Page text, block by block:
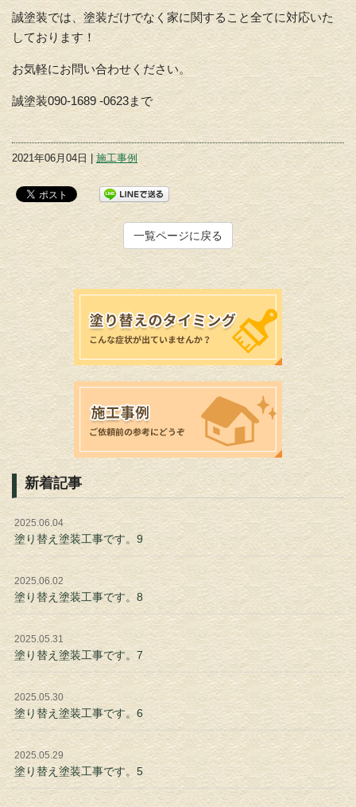
誠塗装では、塗装だけでなく家に関すること全てに対応いた
しております！
お気軽にお問い合わせください。
誠塗装090-1689 -0623まで
2021年06月04日 |施工事例
一覧ページに戻る
新着記事
2025.06.04
塗り替え塗装工事です。9
2025.06.02
塗り替え塗装工事です。8
2025.05.31
塗り替え塗装工事です。7
2025.05.30
塗り替え塗装工事です。6
2025.05.29
塗り替え塗装工事です。5